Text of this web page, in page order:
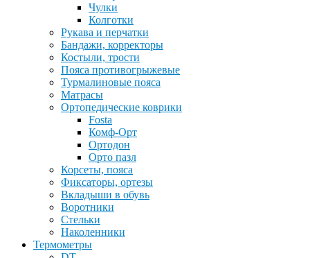
Чулки
Колготки
Рукава и перчатки
Бандажи, корректоры
Костыли, трости
Пояса противогрыжевые
Турмалиновые пояса
Матрасы
Ортопедические коврики
Fosta
Комф-Орт
Ортодон
Орто пазл
Корсеты, пояса
Фиксаторы, ортезы
Вкладыши в обувь
Воротники
Стельки
Наколенники
Термометры